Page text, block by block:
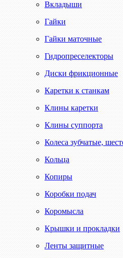
Вкладыши
Гайки
Гайки маточные
Гидропреселекторы
Диски фрикционные
Каретки к станкам
Клины каретки
Клины суппорта
Колеса зубчатые,
Кольца
Копиры
Коробки подач
Коромысла
Крышки и прокладки
Ленты защитные